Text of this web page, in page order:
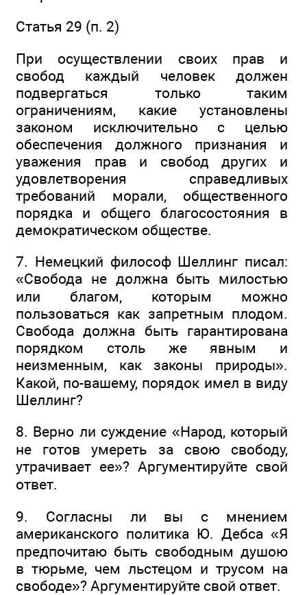
Статья 29 (п. 2)
При осуществлении своих прав и
свобод каждый человек должен
подвергаться только таким
ограничениям, какие установлены
законом исключительно с целью
обеспечения должного признания и
уважения прав и свобод других и
удовлетворения справедливых
требований морали, общественного
порядка и общего благосостояния в
демократическом обществе.
7. Немецкий философ Шеллинг писал:
«Свобода не должна быть милостью
или благом, которым можно
пользоваться как запретным плодом.
Свобода должна быть гарантирована
порядком столь же явным и
неизменным, как законы природы».
Какой, по-вашему, порядок имел в виду
Шеллинг?
8. Верно ли суждение «Народ, который
не готов умереть за свою свободу,
утрачивает ее»? Аргументируйте свой
ответ.
9. Согласны ли вы с мнением
американского политика Ю. Дебса «Я
предпочитаю быть свободным душою
в тюрьме, чем льстецом и трусом на
свободе»? Аргументируйте свой ответ.